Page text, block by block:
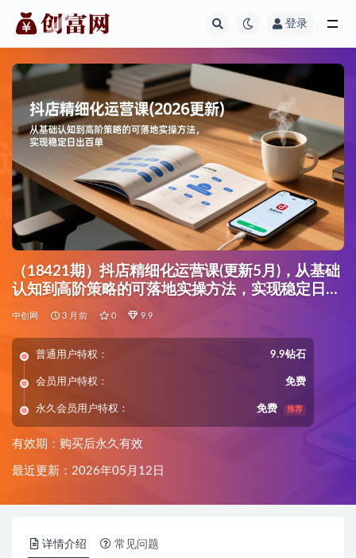
登录
（18421期）抖店精细化运营课(更新5月)，从基础
认知到高阶策略的可落地实操方法，实现稳定日出
百单
中创网 3 月前 0 9.9
普通用户特权： 9.9钻石
会员用户特权： 免费
永久会员用户特权： 免费 推荐
有效期：购买后永久有效
最近更新：2026年05月12日
详情介绍 常见问题